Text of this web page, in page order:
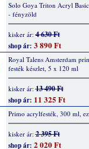
Solo Goya Triton Acryl
- fényzöld
kisker ár:4 630 Ft
shop ár: 3 890 Ft
Royal Talens Amsterdam
festék készlet, 5 x 120 ml
kisker ár:13 490 Ft
shop ár: 11 325 Ft
Primo acrylfesték, 300 ml,
kisker ár:2 395 Ft
shop ár: 2 020 Ft